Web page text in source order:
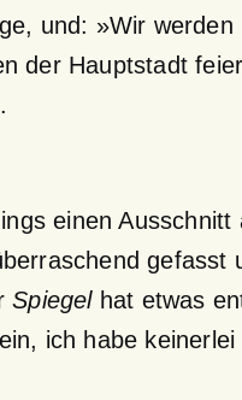
und: »Wir
der Hauptstadt
einen
gefasst
Spiegelhat etwas
ich habe